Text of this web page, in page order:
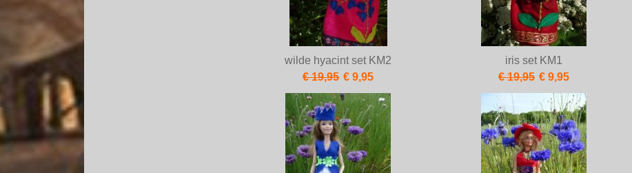
wilde hyacint set KM2
€ 19,95 € 9,95
iris set KM1
€ 19,95 € 9,95